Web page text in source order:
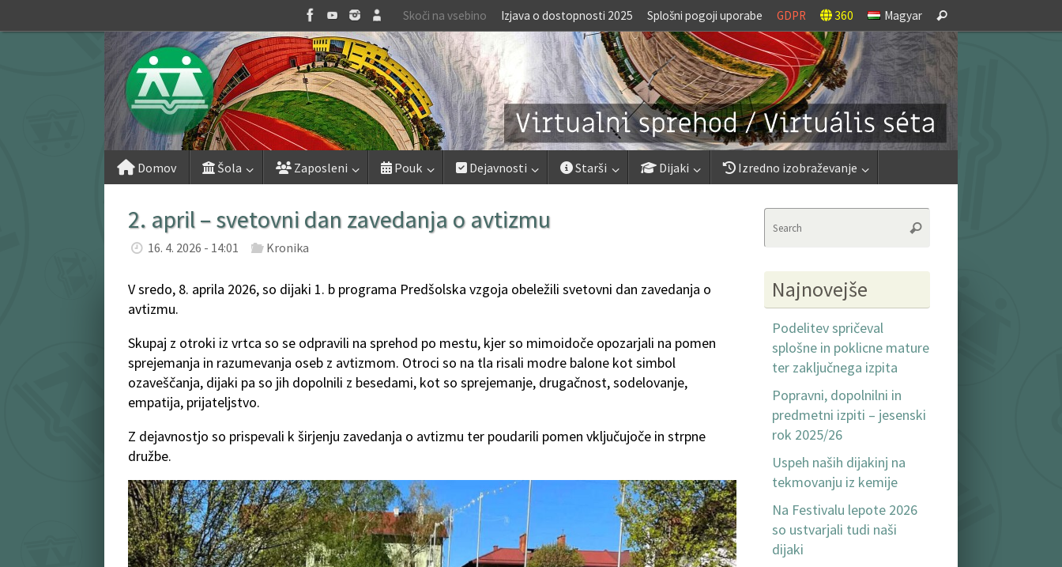
to
Skoči na vsebino Izjava o dostopnosti 2025 Splošni pogoji uporabe GDPR 360 Magyar
for:
Search
Skip
Domov Šola Zaposleni Pouk Dejavnosti Starši Dijaki Izredno izobraževanje
2. april – svetovni dan zavedanja o avtizmu
16. 4. 2026 - 14:01 Kronika
V sredo, 8. aprila 2026, so dijaki 1. b programa Predšolska vzgoja obeležili svetovni dan zavedanja o
avtizmu.
Skupaj z otroki iz vrtca so se odpravili na sprehod po mestu, kjer so mimoidoče opozarjali na pomen
sprejemanja in razumevanja oseb z avtizmom. Otroci so na tla risali modre balone kot simbol
ozaveščanja, dijaki pa so jih dopolnili z besedami, kot so sprejemanje, drugačnost, sodelovanje,
empatija, prijateljstvo.
Z dejavnostjo so prispevali k širjenju zavedanja o avtizmu ter poudarili pomen vključujoče in strpne
družbe.
Search
Najnovejše
Podelitev spričeval
splošne in poklicne mature
ter zaključnega izpita
Popravni, dopolnilni in
predmetni izpiti – jesenski
rok 2025/26
Uspeh naših dijakinj na
tekmovanju iz kemije
Na Festivalu lepote 2026
so ustvarjali tudi naši
dijaki